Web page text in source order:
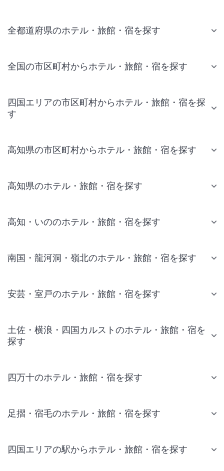
全都道府県のホテル・旅館・宿を探す
全国の市区町村からホテル・旅館・宿を探す
四国エリアの市区町村からホテル・旅館・宿を探
す
高知県の市区町村からホテル・旅館・宿を探す
高知県のホテル・旅館・宿を探す
高知・いののホテル・旅館・宿を探す
南国・龍河洞・嶺北のホテル・旅館・宿を探す
安芸・室戸のホテル・旅館・宿を探す
土佐・横浪・四国カルストのホテル・旅館・宿を
探す
四万十のホテル・旅館・宿を探す
足摺・宿毛のホテル・旅館・宿を探す
四国エリアの駅からホテル・旅館・宿を探す